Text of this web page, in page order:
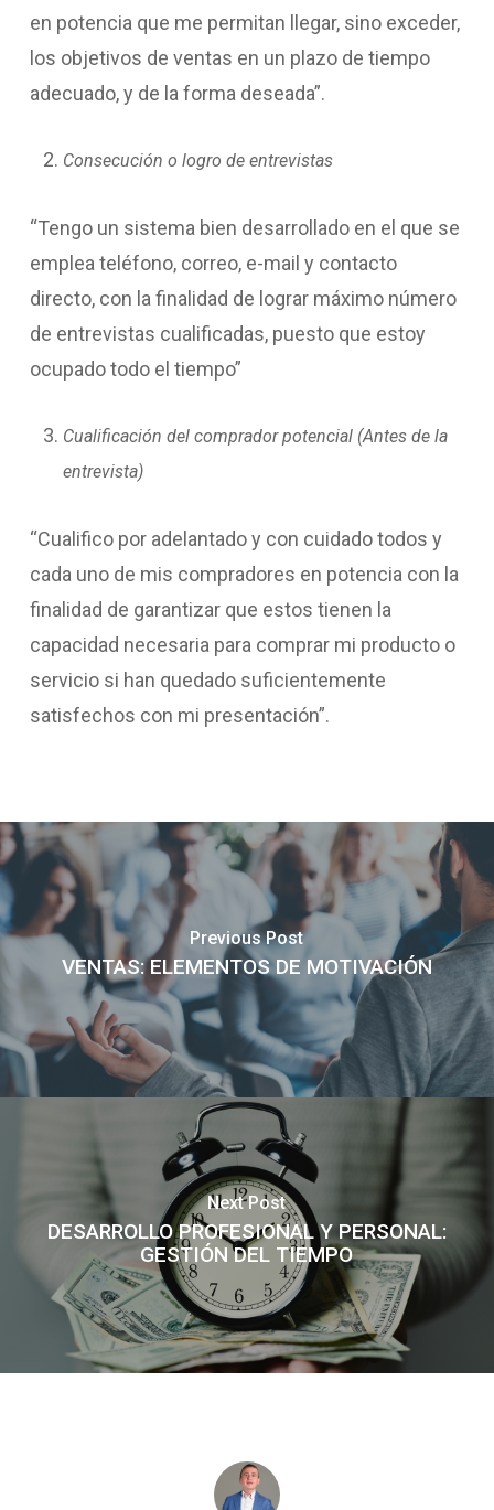
en potencia que me permitan llegar, sino exceder,
los objetivos de ventas en un plazo de tiempo
adecuado, y de la forma deseada”.
Consecución o logro de entrevistas
“Tengo un sistema bien desarrollado en el que se
emplea teléfono, correo, e-mail y contacto
directo, con la finalidad de lograr máximo número
de entrevistas cualificadas, puesto que estoy
ocupado todo el tiempo”
Cualificación del comprador potencial (Antes de la
entrevista)
“Cualifico por adelantado y con cuidado todos y
cada uno de mis compradores en potencia con la
finalidad de garantizar que estos tienen la
capacidad necesaria para comprar mi producto o
servicio si han quedado suficientemente
satisfechos con mi presentación”.
Previous Post
VENTAS: ELEMENTOS DE MOTIVACIÓN
Next Post
DESARROLLO PROFESIONAL Y PERSONAL:
GESTIÓN DEL TIEMPO